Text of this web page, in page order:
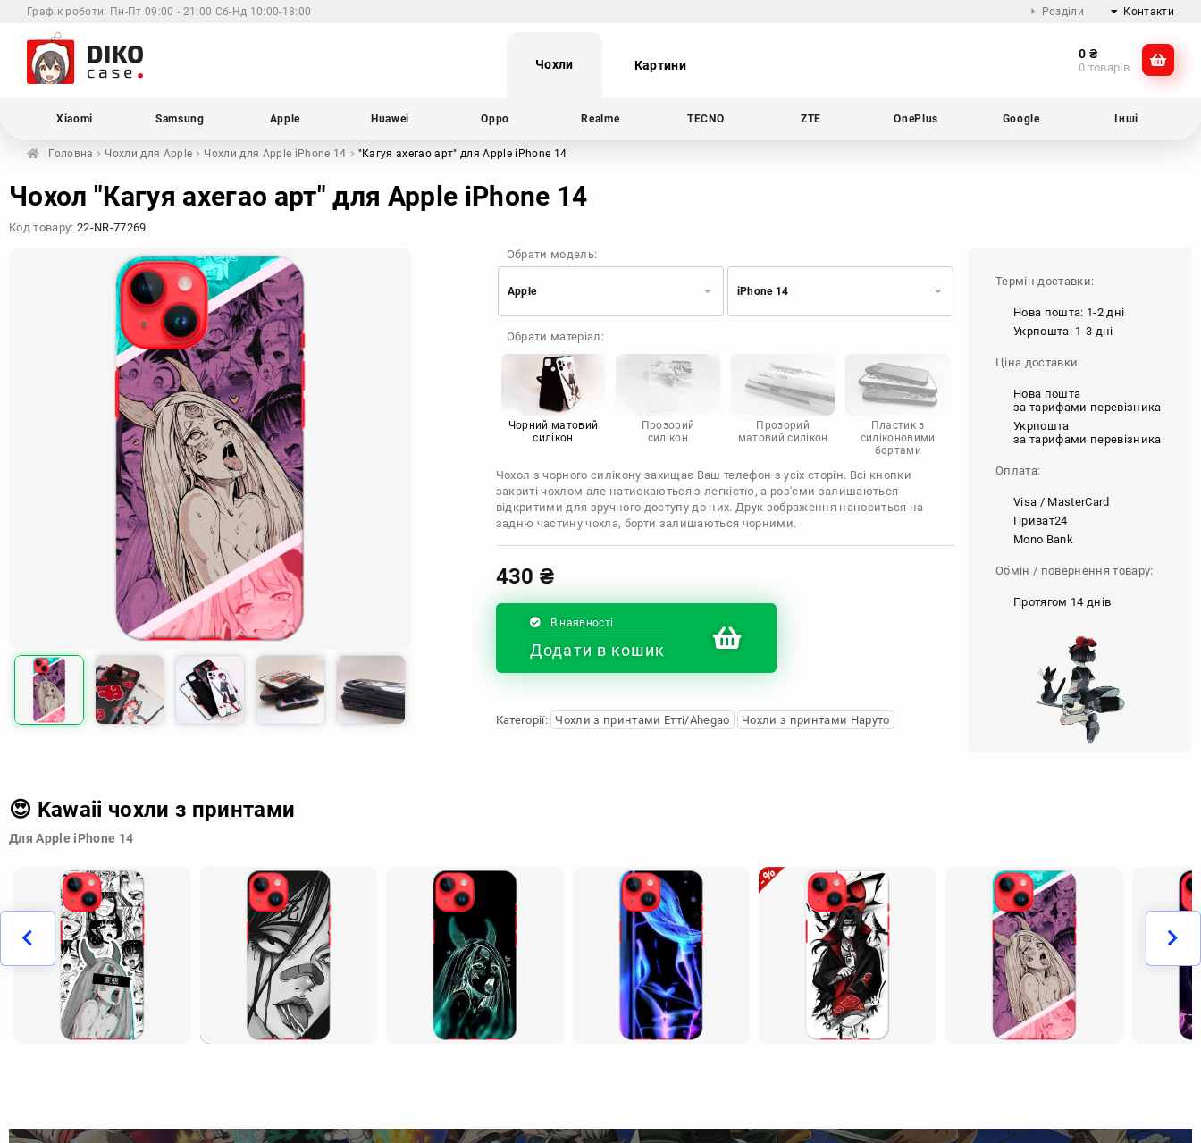
Графік роботи: Пн-Пт 09:00 - 21:00 Сб-Нд 10:00-18:00 Розділи Контакти
@dikocase
Чохли Картини
0 ₴
0 товарів
Xiaomi Samsung Apple Huawei Oppo Realme TECNO ZTE OnePlus Google Інші
Головна Чохли для Apple Чохли для Apple iPhone 14 "Кагуя ахегао арт" для Apple iPhone 14
Чохол "Кагуя ахегао арт" для Apple iPhone 14
Код товару: 22-NR-77269
Обрати модель:
Apple
Samsung
Apple
Oppo
Realme
OnePlus
Google
Doogee
Motorola
iPhone 14
Обрати матеріал:
Чорний матовий
силікон
Прозорий
силікон
Прозорий
матовий силікон
Пластик з
силіконовими
бортами
Чохол з чорного силікону захищає Ваш телефон з усіх сторін. Всі кнопки
закриті чохлом але натискаються з легкістю, а роз'єми залишаються
відкритими для зручного доступу до них. Друк зображення наноситься на
задню частину чохла, борти залишаються чорними.
430 ₴
В наявності
Додати в кошик
Категорії: Чохли з принтами Етті/Ahegao Чохли з принтами Наруто
Термін доставки:
Нова пошта: 1-2 дні
Укрпошта: 1-3 дні
Ціна доставки:
Нова пошта
за тарифами перевізника
Укрпошта
за тарифами перевізника
Оплата:
Visa / MasterCard
Приват24
Mono Bank
Обмін / повернення товару:
Протягом 14 днів
😍 Kawaii чохли з принтами
Для Apple iPhone 14